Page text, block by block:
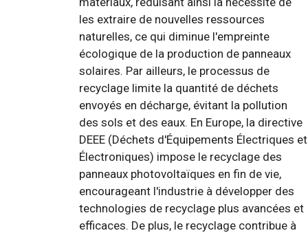
les extraire de nouvelles ressources
naturelles, ce qui diminue l'empreinte
écologique de la production de panneaux
solaires. Par ailleurs, le processus de
recyclage limite la quantité de déchets
envoyés en décharge, évitant la pollution
des sols et des eaux. En Europe, la directive
DEEE (Déchets d'Équipements Électriques et
Électroniques) impose le recyclage des
panneaux photovoltaïques en fin de vie,
encourageant l'industrie à développer des
technologies de recyclage plus avancées et
efficaces. De plus, le recyclage contribue à